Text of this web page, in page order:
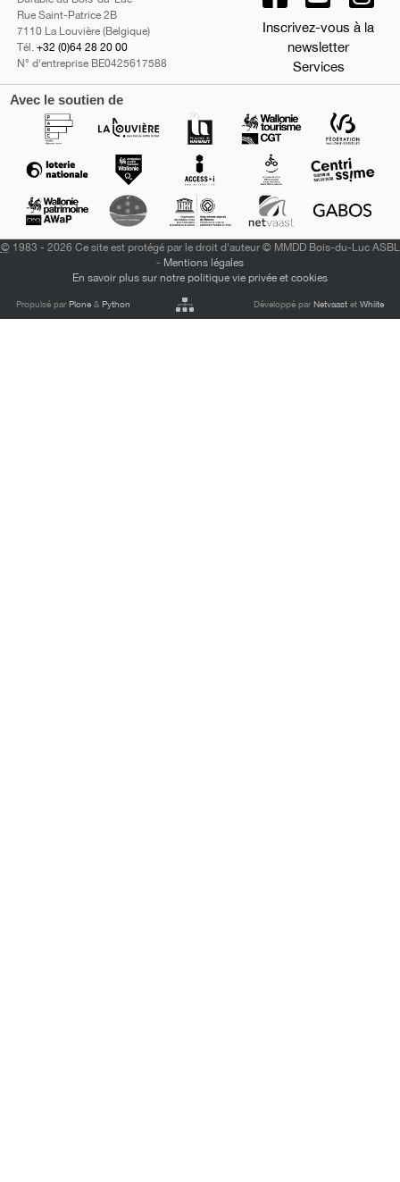
Rue Saint-Patrice 2B
7110 La Louvière (Belgique)
Tél. +32 (0)64 28 20 00
N° d'entreprise BE0425617588
Inscrivez-vous à la
newsletter
Services
Avec le soutien de
©1983 - 2026 Ce site est protégé par le droit d'auteur © MMDD Bois-du-Luc ASBL
- Mentions légales
En savoir plus sur notre politique vie privée et cookies
Propulsé parPlone &Python Développé parNetvaastet Whiite